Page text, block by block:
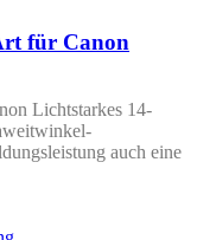
für Canon
Lichtstarkes 14-
auch eine